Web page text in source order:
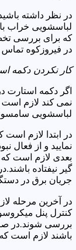
در نظر داشته
لباسشویی خراب
که برای بررسی
در فیروزکوه تماس
کار نکردن دکمه
اگر دکمه استارت
نمی کند لازم است
لباسشویی
در ابتدا لازم
نمایید و از فعال
بعدی لازم است
گیر نیفتاده
جریان برق در
در آخرین مرحله
کنترل پنل
بررسی شوند.در
باشند لازم است